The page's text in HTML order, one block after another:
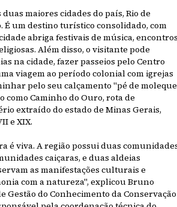
maiores cidades do país, Rio de
É um destino turístico consolidado, com
abriga festivais de música,
Além disso, o visitante pode
na cidade, fazer passeios pelo Centro
viagem ao período colonial com igrejas
pelo seu calçamento "pé de
como Caminho do Ouro, rota de
extraído do estado de Minas Gerais,
e XIX.
é viva. A região possui duas
caiçaras, e duas aldeias
as manifestações culturais e
com a natureza", explicou Bruno
Gestão do Conhecimento da Conservação